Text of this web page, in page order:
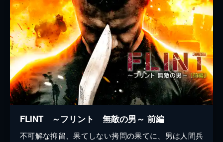
FLINT ～フリント 無敵の男～ 前編
不可解な抑留、果てしない拷問の果てに、男は人間兵